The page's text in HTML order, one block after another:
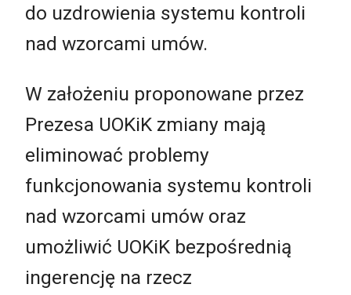
do uzdrowienia systemu kontroli
nad wzorcami umów.
W założeniu proponowane przez
Prezesa UOKiK zmiany mają
eliminować problemy
funkcjonowania systemu kontroli
nad wzorcami umów oraz
umożliwić UOKiK bezpośrednią
ingerencję na rzecz